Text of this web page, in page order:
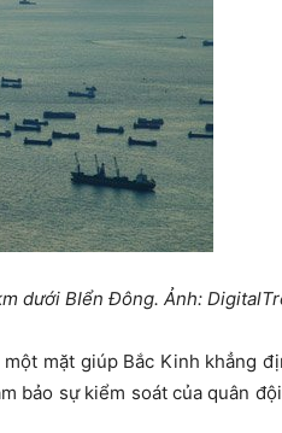
dưới BIển Đông. Ảnh:
mặt giúp Bắc Kinh khẳng
bảo sự kiểm soát của quân